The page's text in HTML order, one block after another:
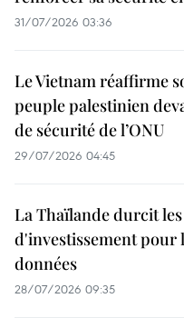
31/07/2026 03:36
Le Vietnam réaffirme
peuple palestinien
de sécurité de l’ONU
29/07/2026 04:45
La Thaïlande durcit
d'investissement pour
données
28/07/2026 09:35